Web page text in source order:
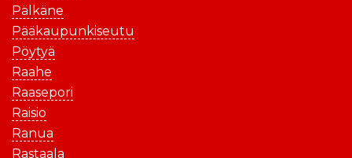
Pälkäne
Pääkaupunkiseutu
Pöytyä
Raahe
Raasepori
Raisio
Ranua
Rastaala